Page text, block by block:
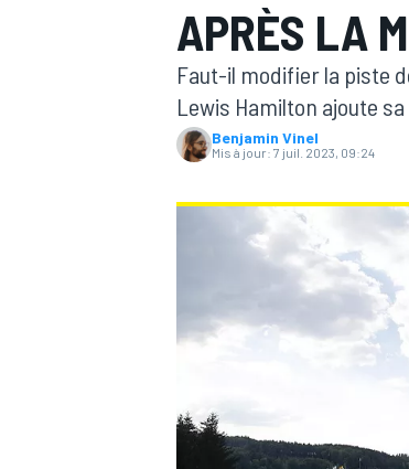
APRÈS LA
Faut-il modifier la piste
Lewis Hamilton ajoute
Benjamin Vinel
Mis à jour: 7 juil. 2023, 09:24